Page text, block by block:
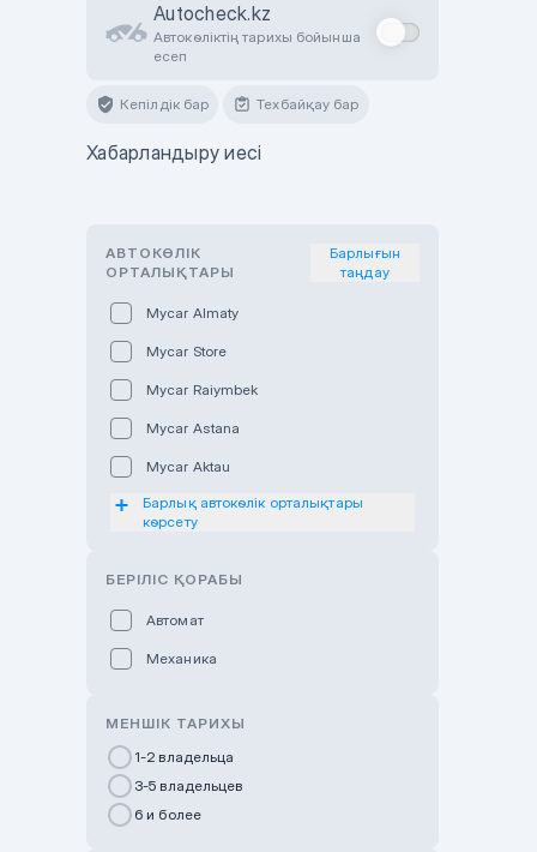
Autocheck.kz
Автокөліктің тарихы бойынша
есеп
Кепілдік бар Техбайқау бар
Хабарландыру иесі
АВТОКӨЛІК
ОРТАЛЫҚТАРЫ
Барлығын
таңдау
Mycar Almaty
Mycar Store
Mycar Raiymbek
Mycar Astana
Mycar Aktau
Mycar Uralsk
Haval & Tank Pavlodar
Bavaria Almaty
Mycar Shymkent
Changan Auto Nurly Zhol
Барлық автокөлік орталықтары
көрсету
БЕРІЛІС ҚОРАБЫ
Автомат
Механика
МЕНШІК ТАРИХЫ
1-2 владельца
3-5 владельцев
6 и более